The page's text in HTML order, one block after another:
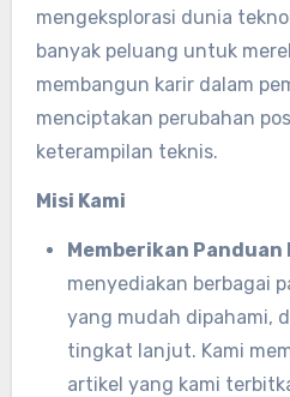
mengeksplorasi dunia
banyak peluang untuk
membangun karir dalam
menciptakan perubahan
keterampilan teknis.
Misi Kami
Memberikan
menyediakan berbagai
yang mudah dipahami,
tingkat lanjut. Kami
artikel yang kami